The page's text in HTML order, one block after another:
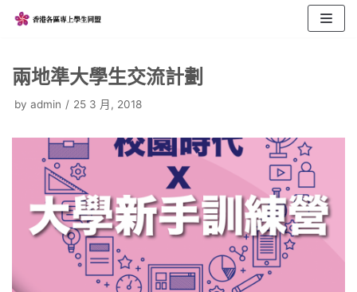
Skip
兩地準大學生交流計劃
by admin 25 3 月, 2018